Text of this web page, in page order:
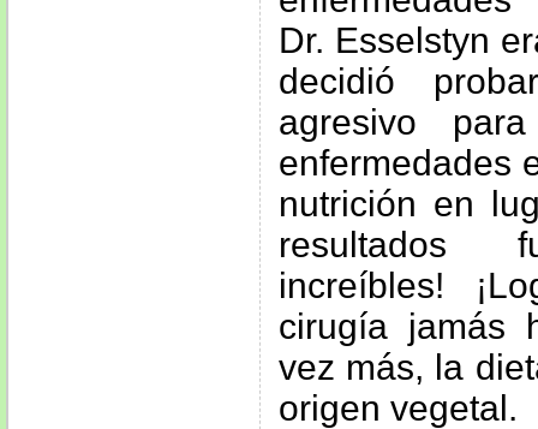
Dr. Esselstyn
decidió
agresivo
enfermedades
nutrición en
resultados
increíbles!
cirugía jamás
vez más, la
origen vegetal.